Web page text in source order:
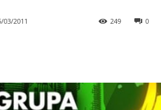
03/2011 0
249